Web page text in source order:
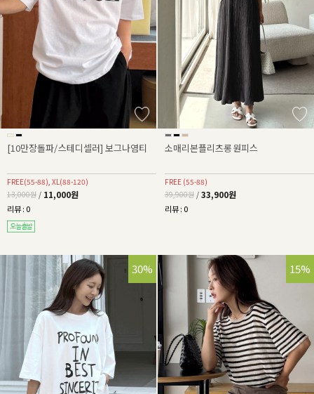
[10만장돌파/스테디셀러] 보그나염티
FREE(55-88), XL(88-120)
13,000원 / 11,000원
리뷰 : 0
소매리본플리츠롱원피스
FREE (55-88)
39,900원 / 33,900원
리뷰 : 0
30% 15%